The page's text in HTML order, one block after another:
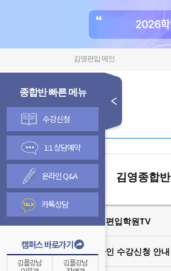
김영편입 메인
종합반 빠른 메뉴
수강신청
1:1 상담예약
온라인 Q&A
카톡상담
캠퍼스 바로가기
김플강남
김플강남
김영종합반
김영편입학원TV
온라인 수강신청 안내